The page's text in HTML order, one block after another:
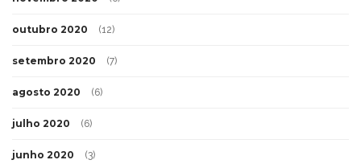
outubro 2020 (12)
setembro 2020 (7)
agosto 2020 (6)
julho 2020 (6)
junho 2020 (3)